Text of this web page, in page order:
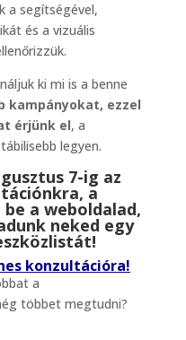
a segítségével,
és a vizuális
ki mi is a benne
kampányokat, ezzel
érjünk el, a
legyen.
7-ig az
a
a weboldalad,
neked egy
konzultációra!
a
többet megtudni?